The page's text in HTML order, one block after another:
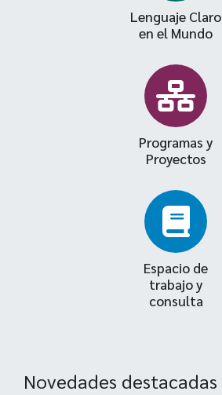
Lenguaje Claro
en el Mundo
Programas y
Proyectos
Espacio de
trabajo y
consulta
Novedades destacadas